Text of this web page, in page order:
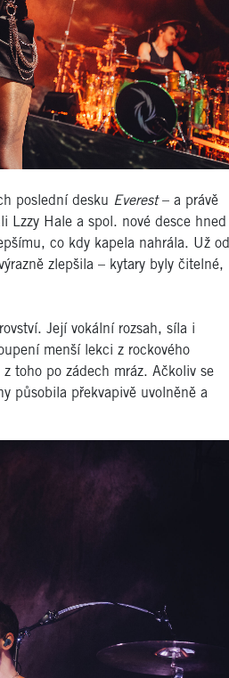
poslední desku Everest– a právě
Lzzy Hale a spol. nové desce hned
co kdy kapela nahrála. Už od
zlepšila – kytary byly čitelné,
Její vokální rozsah, síla i
menší lekci z rockového
toho po zádech mráz. Ačkoliv se
působila překvapivě uvolněně a